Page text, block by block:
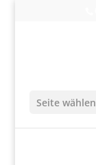
Seite wählen